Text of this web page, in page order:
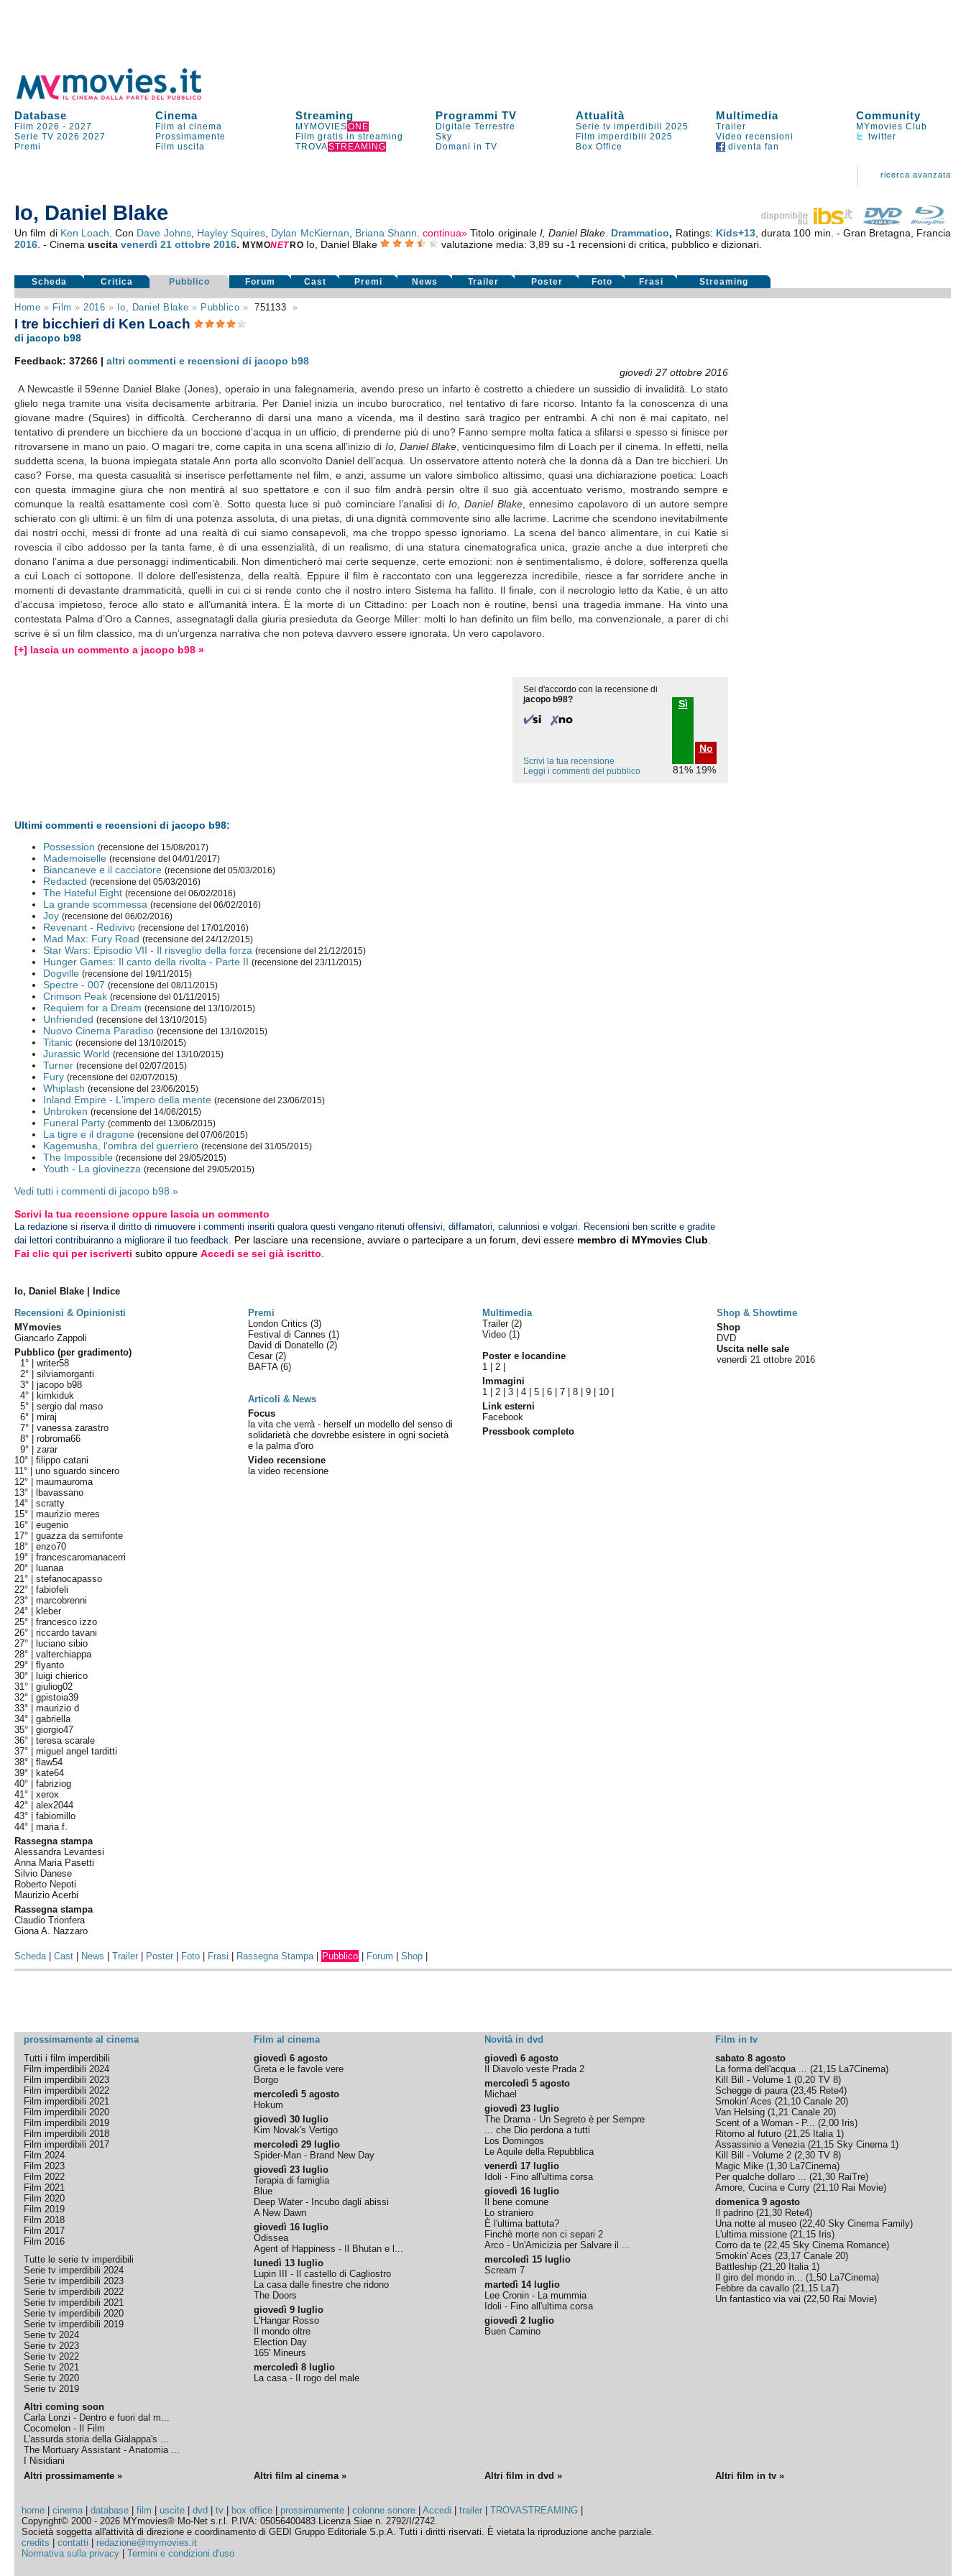
Database Cinema Streaming Programmi TV Attualità Multimedia Community
Film 2026 -2027 Film al cinema MYMOVIESONE Digitale Terrestre Serie tv imperdibili 2025 Trailer
MYmovies Club
Serie TV 2026 2027 Prossimamente Film gratis in streaming Sky Film imperdibili 2025 Video recensioni
twitter
Premi
Film uscita TROVASTREAMING Domani in TV Box Office diventa fan
ricerca avanzata
Io, Daniel Blake
Un film di Ken Loach . Con Dave Johns, Hayley Squires Dylan McKiernan Briana Shann .continua» Titolo originale I, Daniel Blake Drammatico, Ratings: Kids+13, durata 100 min. - Gran Bretagna, Francia
2016 . - Cinemauscitavenerdì 21 ottobre 2016.MYMONET RO Io, Daniel Blake valutazione media: 3,89 su -1 recensioni di critica, pubblico e dizionari.
Scheda Critica Pubblico Forum Cast Premi News Trailer Poster Foto Frasi Streaming
Home » Film » 2016 » Io, Daniel Blake » Pubblico » 751133 »
I tre bicchieri di Ken Loach
di jacopo b98
Feedback: 37266 |altri commenti e recensioni di jacopo b98
giovedì 27 ottobre 2016
A Newcastle il 59enne Daniel Blake (Jones), operaio in una falegnameria, avendo preso un infarto è costretto a chiedere un sussidio di invalidità. Lo stato
glielo nega tramite una visita decisamente arbitraria. Per Daniel inizia un incubo burocratico, nel tentativo di fare ricorso. Intanto fa la conoscenza di una
giovane madre (Squires) in difficoltà. Cercheranno di darsi una mano a vicenda, ma il destino sarà tragico per entrambi. A chi non è mai capitato, nel
tentativo di prendere un bicchiere da un boccione d’acqua in un ufficio, di prenderne più di uno? Fanno sempre molta fatica a sfilarsi e spesso si finisce per
ritrovarsene in mano un paio. O magari tre, come capita in una scena all’inizio di Io, Daniel Blake, venticinquesimo film di Loach per il cinema. In effetti, nella
suddetta scena, la buona impiegata statale Ann porta allo sconvolto Daniel dell’acqua. Un osservatore attento noterà che la donna dà a Dan tre bicchieri. Un
caso? Forse, ma questa casualità si inserisce perfettamente nel film, e anzi, assume un valore simbolico altissimo, quasi una dichiarazione poetica: Loach
con questa immagine giura che non mentirà al suo spettatore e con il suo film andrà persin oltre il suo già accentuato verismo, mostrando sempre e
comunque la realtà esattamente così com’è. Sotto questa luce si può cominciare l’analisi di Io, Daniel Blake, ennesimo capolavoro di un autore sempre
schierato con gli ultimi: è un film di una potenza assoluta, di una pietas, di una dignità commovente sino alle lacrime. Lacrime che scendono inevitabilmente
dai nostri occhi, messi di fronte ad una realtà di cui siamo consapevoli, ma che troppo spesso ignoriamo. La scena del banco alimentare, in cui Katie si
rovescia il cibo addosso per la tanta fame, è di una essenzialità, di un realismo, di una statura cinematografica unica, grazie anche a due interpreti che
donano l’anima a due personaggi indimenticabili. Non dimenticherò mai certe sequenze, certe emozioni: non è sentimentalismo, è dolore, sofferenza quella
a cui Loach ci sottopone. Il dolore dell’esistenza, della realtà. Eppure il film è raccontato con una leggerezza incredibile, riesce a far sorridere anche in
momenti di devastante drammaticità, quelli in cui ci si rende conto che il nostro intero Sistema ha fallito. Il finale, con il necrologio letto da Katie, è un atto
d’accusa impietoso, feroce allo stato e all’umanità intera. È la morte di un Cittadino: per Loach non è routine, bensì una tragedia immane. Ha vinto una
contestata Palma d’Oro a Cannes, assegnatagli dalla giuria presieduta da George Miller: molti lo han definito un film bello, ma convenzionale, a parer di chi
scrive è sì un film classico, ma di un’urgenza narrativa che non poteva davvero essere ignorata. Un vero capolavoro.
[+] lascia un commento a jacopo b98 »
Sei d'accordo con la recensione di
jacopo b98?
Sì
81%
No
19%
Scrivi la tua recensione
Leggi i commenti del pubblico
Ultimi commenti e recensioni di jacopo b98:
Possession (recensione del 15/08/2017)
Mademoiselle (recensione del 04/01/2017)
Biancaneve e il cacciatore (recensione del 05/03/2016)
Redacted (recensione del 05/03/2016)
The Hateful Eight (recensione del 06/02/2016)
La grande scommessa (recensione del 06/02/2016)
Joy (recensione del 06/02/2016)
Revenant - Redivivo (recensione del 17/01/2016)
Mad Max: Fury Road (recensione del 24/12/2015)
Star Wars: Episodio VII - Il risveglio della forza (recensione del 21/12/2015)
Hunger Games: Il canto della rivolta - Parte II (recensione del 23/11/2015)
Dogville (recensione del 19/11/2015)
Spectre - 007 (recensione del 08/11/2015)
Crimson Peak (recensione del 01/11/2015)
Requiem for a Dream (recensione del 13/10/2015)
Unfriended (recensione del 13/10/2015)
Nuovo Cinema Paradiso (recensione del 13/10/2015)
Titanic (recensione del 13/10/2015)
Jurassic World (recensione del 13/10/2015)
Turner (recensione del 02/07/2015)
Fury (recensione del 02/07/2015)
Whiplash (recensione del 23/06/2015)
Inland Empire - L'impero della mente (recensione del 23/06/2015)
Unbroken (recensione del 14/06/2015)
Funeral Party (commento del 13/06/2015)
La tigre e il dragone (recensione del 07/06/2015)
Kagemusha, l'ombra del guerriero (recensione del 31/05/2015)
The Impossible (recensione del 29/05/2015)
Youth - La giovinezza (recensione del 29/05/2015)
Vedi tutti i commenti di jacopo b98 »
Scrivi la tua recensione oppure lascia un commento
La redazione si riserva il diritto di rimuovere i commenti inseriti qualora questi vengano ritenuti offensivi, diffamatori, calunniosi e volgari. Recensioni ben scritte e gradite
dai lettori contribuiranno a migliorare il tuo feedback. Per lasciare una recensione, avviare o partecipare a un forum, devi essere membro di MYmovies Club
Fai clic qui per iscriverti subito oppureAccedi se sei già iscritto
Io, Daniel Blake | Indice
Recensioni & Opinionisti
Premi Multimedia
Shop & Showtime
MYmovies
Giancarlo Zappoli
Pubblico (per gradimento)
1° |writer58
2° |silviamorganti
3° |jacopo b98
4° |
kimkiduk
5° |sergio dal maso
6° |miraj
7° |vanessa zarastro
8° |robroma66
9° |zarar
10° |filippo catani
11° |uno sguardo sincero
12° |maumauroma
13° |
lbavassano
14° |scratty
15° |maurizio meres
16° |eugenio
17° |guazza da semifonte
18° |enzo70
19° |francescaromanacerri
20° |
luanaa
21° |stefanocapasso
22° |fabiofeli
23° |marcobrenni
24° |
kleber
25° |francesco izzo
26° |riccardo tavani
27° |
luciano sibio
28° |valterchiappa
29° |flyanto
30° |
luigi chierico
31° |giuliog02
32° |gpistoia39
33° |maurizio d
34° |gabriella
35° |giorgio47
36° |teresa scarale
37° |miguel angel tarditti
38° |flaw54
39° |
kate64
40° |fabriziog
41° |xerox
42° |alex2044
43° |fabiomillo
44° |maria f.
Rassegna stampa
Alessandra Levantesi
Anna Maria Pasetti
Silvio Danese
Roberto Nepoti
Maurizio Acerbi
Rassegna stampa
Claudio Trionfera
Giona A. Nazzaro
London Critics(3)
Festival di Cannes(1)
David di Donatello(2)
Cesar(2)
BAFTA(6)
Articoli & News
Focus
la vita che verrà - herself un modello del senso di
solidarietà che dovrebbe esistere in ogni società
e la palma d'oro
Video recensione
la video recensione
Trailer (2)
Video (1)
Poster e locandine
1 |2
Immagini
1 |2 |3 |4 |5 |6 |7 |8 |9 10
Link esterni
Facebook
Pressbook completo
Shop
DVD
Uscita nelle sale
venerdì 21 ottobre 2016
Scheda|Cast News |Trailer Poster Foto Frasi Rassegna Stampa| Pubblico Forum |Shop
prossimamente al cinema Film al cinema Novità in dvd
Film in tv
Tutti i film imperdibili
Film imperdibili 2024
Film imperdibili 2023
Film imperdibili 2022
Film imperdibili 2021
Film imperdibili 2020
Film imperdibili 2019
Film imperdibili 2018
Film imperdibili 2017
Film 2024
Film 2023
Film 2022
Film 2021
Film 2020
Film 2019
Film 2018
Film 2017
Film 2016
Tutte le serie tv imperdibili
Serie tv imperdibili 2024
Serie tv imperdibili 2023
Serie tv imperdibili 2022
Serie tv imperdibili 2021
Serie tv imperdibili 2020
Serie tv imperdibili 2019
Serie tv 2024
Serie tv 2023
Serie tv 2022
Serie tv 2021
Serie tv 2020
Serie tv 2019
Altri coming soon
Carla Lonzi - Dentro e fuori dal m...
Cocomelon - Il Film
L'assurda storia della Gialappa's ...
The Mortuary Assistant - Anatomia ...
I Nisidiani
giovedì 6 agosto
Greta e le favole vere
Borgo
mercoledì 5 agosto
Hokum
giovedì 30 luglio
Kim Novak's Vertigo
mercoledì 29 luglio
Spider-Man - Brand New Day
giovedì 23 luglio
Terapia di famiglia
Blue
Deep Water - Incubo dagli abissi
A New Dawn
giovedì 16 luglio
Odissea
Agent of Happiness - Il Bhutan e l...
lunedì 13 luglio
Lupin III - Il castello di Cagliostro
La casa dalle finestre che ridono
The Doors
giovedì 9 luglio
L'Hangar Rosso
Il mondo oltre
Election Day
165' Mineurs
mercoledì 8 luglio
La casa - Il rogo del male
giovedì 6 agosto
Il Diavolo veste Prada 2
mercoledì 5 agosto
Michael
giovedì 23 luglio
The Drama - Un Segreto è per Sempre
... che Dio perdona a tutti
Los Domingos
Le Aquile della Repubblica
venerdì 17 luglio
Idoli - Fino all'ultima corsa
giovedì 16 luglio
Il bene comune
Lo straniero
È l'ultima battuta?
Finchè morte non ci separi 2
Arco - Un'Amicizia per Salvare il ...
mercoledì 15 luglio
Scream 7
martedì 14 luglio
Lee Cronin - La mummia
Idoli - Fino all'ultima corsa
giovedì 2 luglio
Buen Camino
sabato 8 agosto
La forma dell'acqua ... (21,15 La7Cinema)
Kill Bill - Volume 1 (0,20 TV 8)
Schegge di paura(23,45 Rete4)
Smokin' Aces (21,10 Canale 20)
Van Helsing (1,21 Canale 20)
Scent of a Woman - P... (2,00 Iris)
Ritorno al futuro (21,25 Italia 1)
Assassinio a Venezia(21,15 Sky Cinema 1)
Kill Bill - Volume 2 (2,30 TV 8)
Magic Mike (1,30 La7Cinema)
Per qualche dollaro ... (21,30 RaiTre)
Amore, Cucina e Curry (21,10 Rai Movie)
domenica 9 agosto
Il padrino (21,30 Rete4)
Una notte al museo (22,40 Sky Cinema Family)
L'ultima missione (21,15 Iris)
Corro da te (22,45 Sky Cinema Romance)
Smokin' Aces (23,17 Canale 20)
Battleship (21,20 Italia 1)
Il giro del mondo in... (1,50 La7Cinema)
Febbre da cavallo (21,15 La7)
Un fantastico via vai (22,50 Rai Movie)
Altri prossimamente » Altri film al cinema » Altri film in dvd » Altri film in tv »
home |cinema|database |film |uscite |dvd |tv box office prossimamente |colonne sonore |Accedi |trailer |TROVASTREAMING
Copyright© 2000 - 2026 MYmovies® Mo-Net s.r.l. P.IVA: 05056400483 Licenza Siae n. 2792/I/2742.
Società soggetta all'attività di direzione e coordinamento di GEDI Gruppo Editoriale S.p.A. Tutti i diritti riservati. È vietata la riproduzione anche parziale.
credits |contatti
redazione@mymovies.it
Normativa sulla privacy |Termini e condizioni d'uso